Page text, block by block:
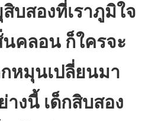
บสองที่เราภูมิใจ
คลอน ก็ใครจะ
หมุนเปลี่ยนมา
งนี้ เด็กสิบสอง